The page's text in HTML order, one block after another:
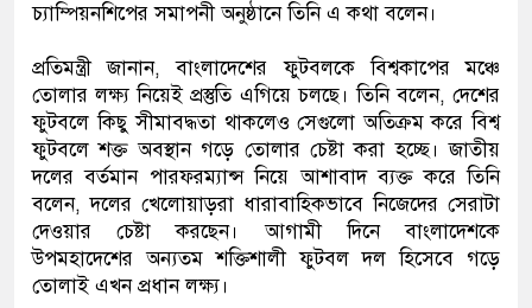
চ্যাম্পিয়নশিপের সমাপনী অনুষ্ঠানে তিনি এ কথা বলেন।
প্রতিমন্ত্রী জানান, বাংলাদেশের ফুটবলকে বিশ্বকাপের মঞ্চে
তোলার লক্ষ্য নিয়েই প্রস্তুতি এগিয়ে চলছে। তিনি বলেন, দেশের
ফুটবলে কিছু সীমাবদ্ধতা থাকলেও সেগুলো অতিক্রম করে বিশ্ব
ফুটবলে শক্ত অবস্থান গড়ে তোলার চেষ্টা করা হচ্ছে। জাতীয়
দলের বর্তমান পারফরম্যান্স নিয়ে আশাবাদ ব্যক্ত করে তিনি
বলেন, দলের খেলোয়াড়রা ধারাবাহিকভাবে নিজেদের সেরাটা
দেওয়ার চেষ্টা করছেন। আগামী দিনে বাংলাদেশকে
উপমহাদেশের অন্যতম শক্তিশালী ফুটবল দল হিসেবে গড়ে
তোলাই এখন প্রধান লক্ষ্য।